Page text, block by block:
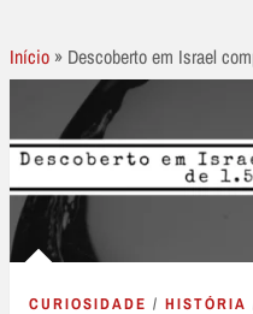
Início » Descoberto em Israel
CURIOSIDADE / HISTÓRIA